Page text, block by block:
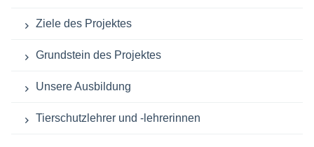
Ziele des Projektes
Grundstein des Projektes
Unsere Ausbildung
Tierschutzlehrer und -lehrerinnen